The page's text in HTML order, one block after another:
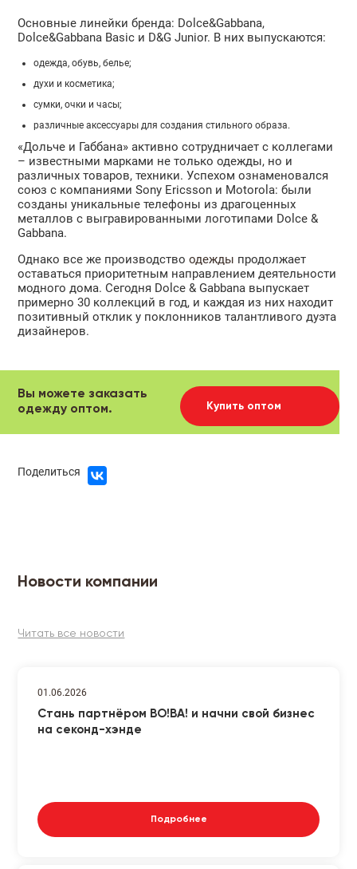
Основные линейки бренда: Dolce&Gabbana,
Dolce&Gabbana Basic и D&G Junior. В них выпускаются:
одежда, обувь, белье;
духи и косметика;
сумки, очки и часы;
различные аксессуары для создания стильного образа.
«Дольче и Габбана» активно сотрудничает с коллегами
– известными марками не только одежды, но и
различных товаров, техники. Успехом ознаменовался
союз с компаниями Sony Ericsson и Motorola: были
созданы уникальные телефоны из драгоценных
металлов с выгравированными логотипами Dolce &
Gabbana.
Однако все же производствоодежды продолжает
оставаться приоритетным направлением деятельности
модного дома. Сегодня Dolce & Gabbana выпускает
примерно 30 коллекций в год, и каждая из них находит
позитивный отклик у поклонников талантливого дуэта
дизайнеров.
Вы можете заказать
одежду оптом.
Купить оптом
Поделиться
Новости компании
Читать все новости
01.06.2026
Стань партнёром ВО!ВА! и начни свой бизнес
на секонд-хэнде
Подробнее